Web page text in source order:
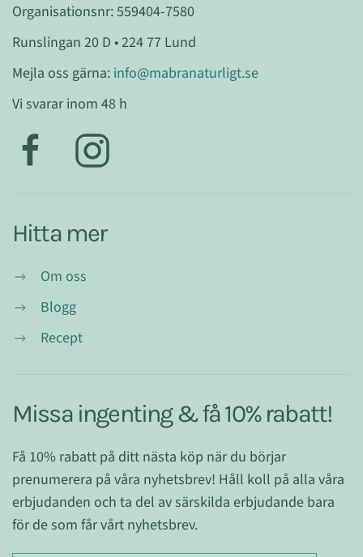
Organisationsnr: 559404-7580
Runslingan 20 D • 224 77 Lund
Mejla oss gärna: info@mabranaturligt.se
Vi svarar inom 48 h
Hitta mer
Om oss
Blogg
Recept
Missa ingenting & få 10% rabatt!
Få 10% rabatt på ditt nästa köp när du börjar
prenumerera på våra nyhetsbrev! Håll koll på alla våra
erbjudanden och ta del av särskilda erbjudande bara
för de som får vårt nyhetsbrev.